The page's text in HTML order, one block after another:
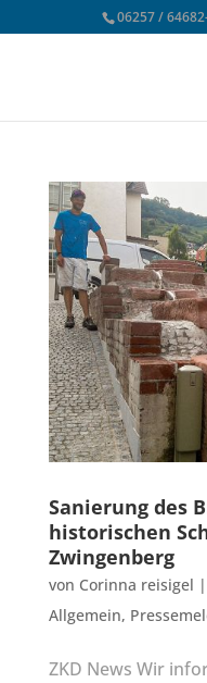
06257 /
Sanierung des
historischen
Zwingenberg
von Corinna reisigel |
Allgemein,
ZKD News Wir